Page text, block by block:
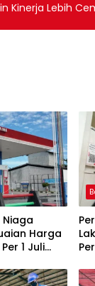
Kinerja Lebih
Harga
1 Juli